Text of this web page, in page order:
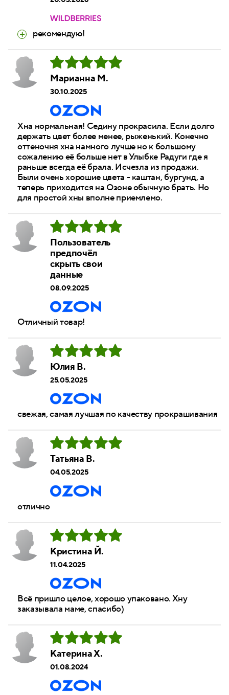
рекомендую!
Maрианна М.
30.10.2025
Хна нормальная! Седину прокрасила. Если долго
держать цвет более менее, рыженький. Конечно
оттеночня хна намного лучше но к большому
сожалению её больше нет в Улыбке Радуги где я
раньше всегда её брала. Исчезла из продажи.
Были очень хорошие цвета - каштан, бургунд, а
теперь приходится на Озоне обычную брать. Но
для простой хны вполне приемлемо.
Пользователь
предпочёл
скрыть свои
данные
08.09.2025
Отличный товар!
Юлия В.
25.05.2025
свежая, самая лучшая по качеству прокрашивания
Татьяна В.
04.05.2025
отлично
Кристина Й.
11.04.2025
Всё пришло целое, хорошо упаковано. Хну
заказывала маме, спасибо)
Катерина Х.
01.08.2024